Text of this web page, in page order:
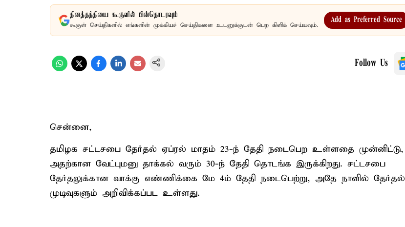
தினத்தந்தியை கூகுளில் பின்தொடரவும்
கூகுள் செய்திகளில் எங்களின் முக்கியச் செய்திகளை உடனுக்குடன் பெற கிளிக் செய்யவும்.
Add as Preferred Source
Follow Us
சென்னை,
தமிழக சட்டசபை தேர்தல் ஏப்ரல் மாதம் 23-ந் தேதி நடைபெற உள்ளதை முன்னிட்டு,
அதற்கான வேட்புமனு தாக்கல் வரும் 30-ந் தேதி தொடங்க இருக்கிறது. சட்டசபை
தேர்தலுக்கான வாக்கு எண்ணிக்கை மே 4ம் தேதி நடைபெற்று, அதே நாளில் தேர்தல்
முடிவுகளும் அறிவிக்கப்பட உள்ளது.